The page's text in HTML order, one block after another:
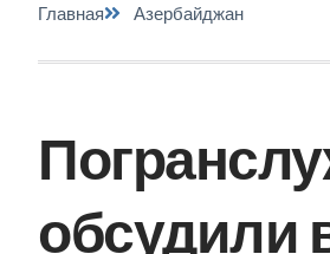
Главная Азербайджан
обсудили